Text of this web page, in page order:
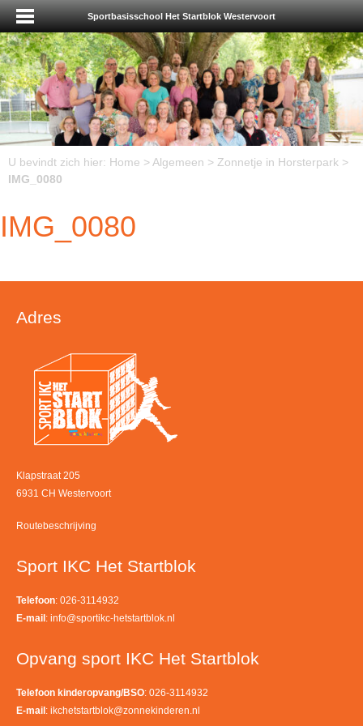
Sportbasisschool Het Startblok Westervoort
U bevindt zich hier: Home > Algemeen > Zonnetje in Horsterpark >
IMG_0080
IMG_0080
Adres
Klapstraat 205
6931 CH Westervoort
Routebeschrijving
Sport IKC Het Startblok
Telefoon: 026-3114932
E-mail : info@sportikc-hetstartblok.nl
Opvang sport IKC Het Startblok
Telefoon kinderopvang/BSO: 026-3114932
E-mail : ikchetstartblok@zonnekinderen.nl